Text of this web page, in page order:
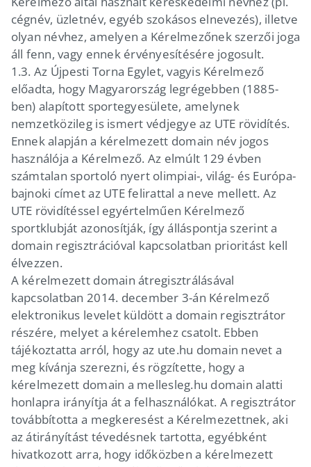
cégnév, üzletnév, egyéb szokásos elnevezés), illetve
olyan névhez, amelyen a Kérelmezőnek szerzői joga
áll fenn, vagy ennek érvényesítésére jogosult.
1.3. Az Újpesti Torna Egylet, vagyis Kérelmező
előadta, hogy Magyarország legrégebben (1885-
ben) alapított sportegyesülete, amelynek
nemzetközileg is ismert védjegye az UTE rövidítés.
Ennek alapján a kérelmezett domain név jogos
használója a Kérelmező. Az elmúlt 129 évben
számtalan sportoló nyert olimpiai-, világ- és Európa-
bajnoki címet az UTE felirattal a neve mellett. Az
UTE rövidítéssel egyértelműen Kérelmező
sportklubját azonosítják, így álláspontja szerint a
domain regisztrációval kapcsolatban prioritást kell
élvezzen.
A kérelmezett domain átregisztrálásával
kapcsolatban 2014. december 3-án Kérelmező
elektronikus levelet küldött a domain regisztrátor
részére, melyet a kérelemhez csatolt. Ebben
tájékoztatta arról, hogy az ute.hu domain nevet a
meg kívánja szerezni, és rögzítette, hogy a
kérelmezett domain a mellesleg.hu domain alatti
honlapra irányítja át a felhasználókat. A regisztrátor
továbbította a megkeresést a Kérelmezettnek, aki
az átirányítást tévedésnek tartotta, egyébként
hivatkozott arra, hogy időközben a kérelmezett